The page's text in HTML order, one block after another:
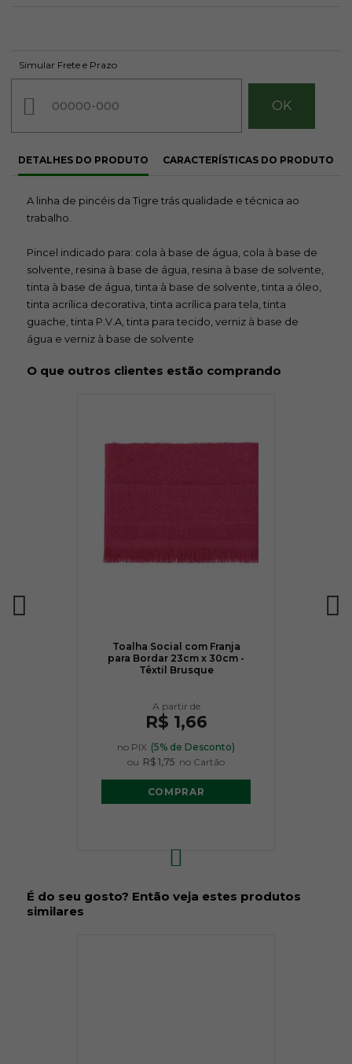
Simular Frete e Prazo
DETALHES DO PRODUTO CARACTERÍSTICAS DO PRODUTO
A linha de pincéis da Tigre trás qualidade e técnica ao
trabalho.
Pincel indicado para: cola à base de água, cola à base de
solvente, resina à base de água, resina à base de solvente,
tinta à base de água, tinta à base de solvente, tinta a óleo,
tinta acrílica decorativa, tinta acrílica para tela, tinta
guache, tinta P.V.A, tinta para tecido, verniz à base de
água e verniz à base de solvente
O que outros clientes estão comprando
Toalha Social com Franja
para Bordar 23cm x 30cm -
Têxtil Brusque
R$ 1,66
no PIX (5% de Desconto)
ou R$ 1,75 no Cartão
COMPRAR
É do seu gosto? Então veja estes produtos
similares